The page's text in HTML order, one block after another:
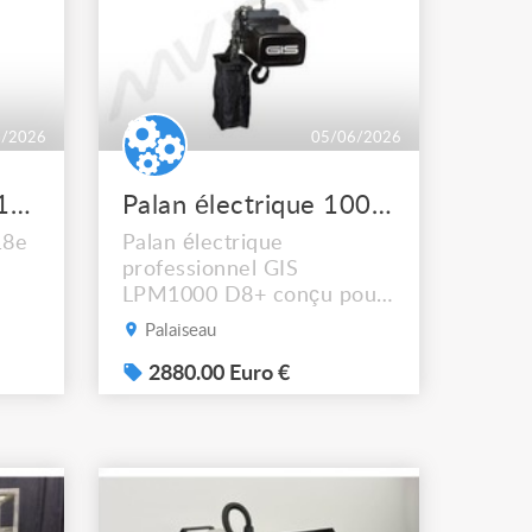
2026
Tabouret bas style 1718e
05/06/2026
Palan électrique 1000 kg 20m de chaine GIS LPM1000 D8
Palan électrique
professionnel GIS
LPM1000 D8+ conçu pour
les applications scéniques
nécessitant sécurité et
fiabilité. Équipé d’un
directe et d’une protection
IP65, il convient
Palaiseau
2880.00 Euro €